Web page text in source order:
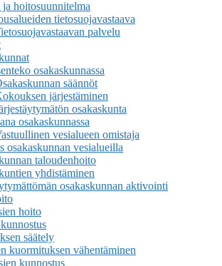
hoitosuunnitelma
tietosuojavastaava
palvelu
osakaskunnassa
säännöt
järjestäminen
osakaskunta
osakaskunnassa
vesialueen omistaja
osakaskunnan vesialueilla
taloudenhoito
yhdistäminen
osakaskunnan aktivointi
hoito
säätely
kuormituksen vähentäminen
kunnostus